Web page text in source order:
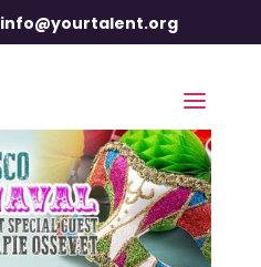
info@yourtalent.org